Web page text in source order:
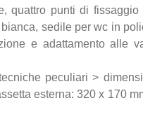
quattro punti di fissaggio
sedile per wc in
e adattamento alle
peculiari >
esterna: 320 x 170